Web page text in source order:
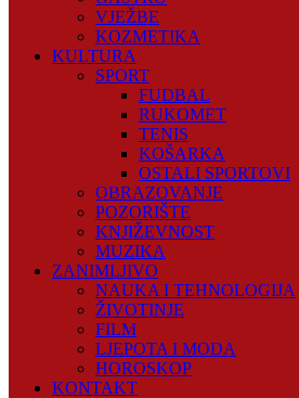
VJEŽBE
KOZMETIKA
KULTURA
SPORT
FUDBAL
RUKOMET
TENIS
KOŠARKA
OSTALI SPORTOVI
OBRAZOVANJE
POZORIŠTE
KNJIŽEVNOST
MUZIKA
ZANIMLJIVO
NAUKA I TEHNOLOGIJA
ŽIVOTINJE
FILM
LJEPOTA I MODA
HOROSKOP
KONTAKT